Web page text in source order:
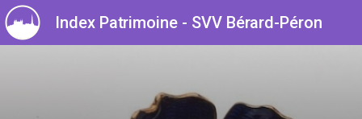
Index Patrimoine - SVV Bérard-Péron